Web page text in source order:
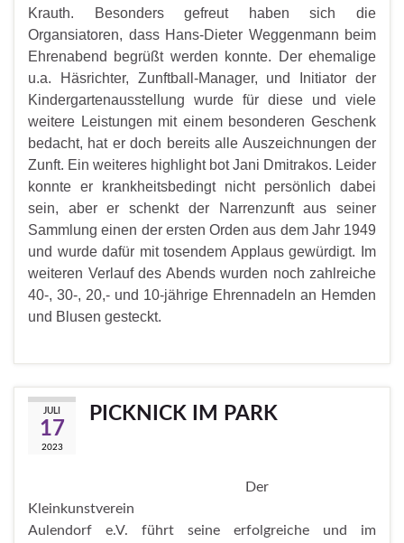
Krauth. Besonders gefreut haben sich die
Organsiatoren, dass Hans-Dieter Weggenmann beim
Ehrenabend begrüßt werden konnte. Der ehemalige
u.a. Häsrichter, Zunftball-Manager, und Initiator der
Kindergartenausstellung wurde für diese und viele
weitere Leistungen mit einem besonderen Geschenk
bedacht, hat er doch bereits alle Auszeichnungen der
Zunft. Ein weiteres highlight bot Jani Dmitrakos. Leider
konnte er krankheitsbedingt nicht persönlich dabei
sein, aber er schenkt der Narrenzunft aus seiner
Sammlung einen der ersten Orden aus dem Jahr 1949
und wurde dafür mit tosendem Applaus gewürdigt. Im
weiteren Verlauf des Abends wurden noch zahlreiche
40-, 30-, 20,- und 10-jährige Ehrennadeln an Hemden
und Blusen gesteckt.
JULI
17
2023
PICKNICK IM PARK
Der
Kleinkunstverein
Aulendorf e.V. führt seine erfolgreiche und im